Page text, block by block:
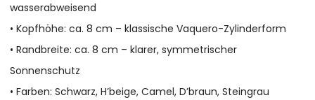
wasserabweisend
• Kopfhöhe: ca. 8 cm – klassische Vaquero-Zylinderform
• Randbreite: ca. 8 cm – klarer, symmetrischer
Sonnenschutz
• Farben: Schwarz, H’beige, Camel, D’braun, Steingrau